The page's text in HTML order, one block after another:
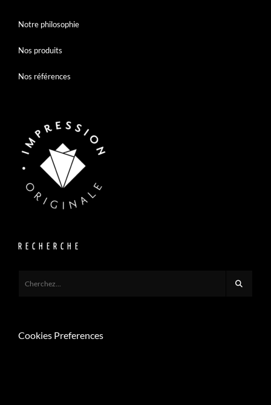
Notre philosophie
Nos produits
Nos références
RECHERCHE
Cookies Preferences